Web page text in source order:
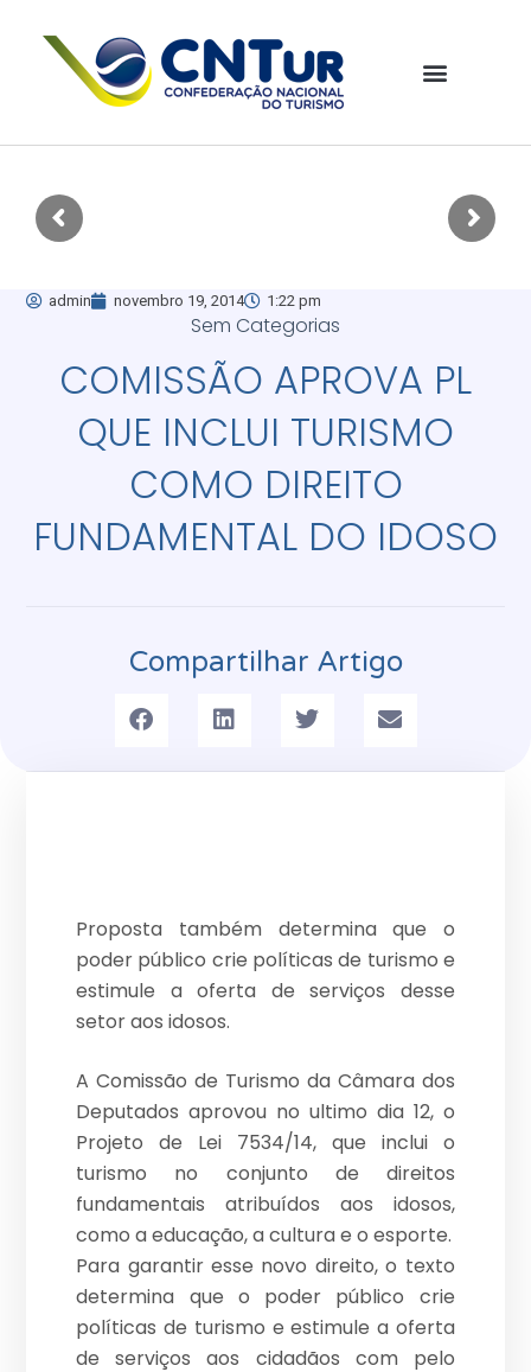
admin novembro 19, 2014 1:22 pm
Sem Categorias
COMISSÃO APROVA PL
QUE INCLUI TURISMO
COMO DIREITO
FUNDAMENTAL DO IDOSO
Compartilhar Artigo
Proposta também determina que o
poder público crie políticas de turismo e
estimule a oferta de serviços desse
setor aos idosos.
A Comissão de Turismo da Câmara dos
Deputados aprovou no ultimo dia 12, o
Projeto de Lei 7534/14, que inclui o
turismo no conjunto de direitos
fundamentais atribuídos aos idosos,
como a educação, a cultura e o esporte.
Para garantir esse novo direito, o texto
determina que o poder público crie
políticas de turismo e estimule a oferta
de serviços aos cidadãos com pelo